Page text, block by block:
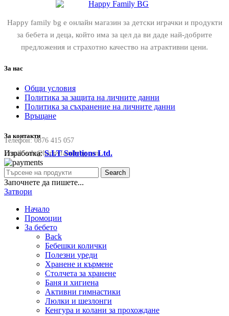
Happy family bg е онлайн магазин за детски играчки и продукти
за бебета и деца, който има за цел да ви даде най-добрите
предложения и страхотно качество на атрактивни цени.
За нас
Общи условия
Политика за защита на личните данни
Политика за съхранение на личните данни
Връщане
За контакти
Телефон:0876 415 057
Email:sale@happyfamilybg.com
Изработка:S.I.T Solutions Ltd.
Search
Започнете да пишете...
Затвори
Начало
Промоции
За бебето
Back
Бебешки колички
Полезни уреди
Хранене и кърмене
Столчета за хранене
Баня и хигиена
Активни гимнастики
Люлки и шезлонги
Кенгура и колани за прохождане